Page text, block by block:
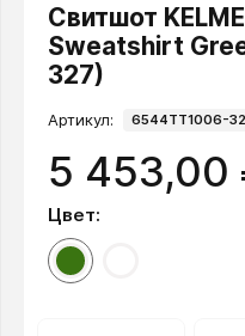
Свитшот
Sweatshirt
327)
Артикул: 6544TT1006-
5 453,00
Цвет: